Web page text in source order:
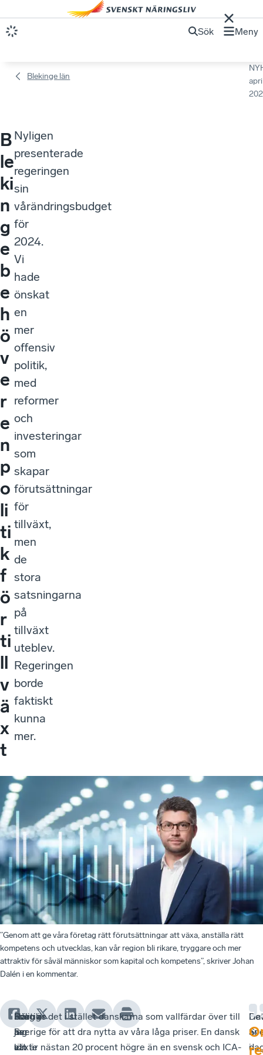
Sök Meny
Blekinge län
B
le
ki
n
g
e
b
e
h
ö
v
e
r
e
n
p
o
li
ti
k
f
ö
r
ti
ll
v
ä
x
t
Nyligen
presenterade
regeringen
sin
vårändringsbudget
för
2024.
Vi
hade
önskat
en
mer
offensiv
politik,
med
reformer
och
investeringar
som
skapar
förutsättningar
för
tillväxt,
men
de
stora
satsningarna
på
tillväxt
uteblev.
Regeringen
borde
faktiskt
kunna
mer.
”Genom att ge våra företag rätt förutsättningar att växa, anställa rätt
kompetens och utvecklas, kan vår region bli rikare, tryggare och mer
attraktiv för såväl människor som kapital och kompetens”, skriver Johan
Dalén i en kommentar.
Politik
är
att
Sverige
har
ett
När
jag
växte
I dag är det i stället danskarna som vallfärdar över till
Sverige för att dra nytta av våra låga priser. En dansk
lön är nästan 20 procent högre än en svensk och ICA-
i
är